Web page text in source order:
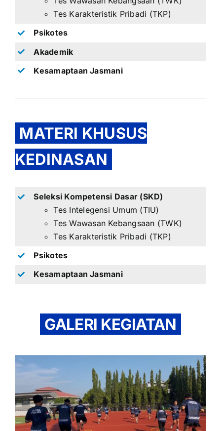
Tes Karakteristik Pribadi (TKP)
Psikotes
Akademik
Kesamaptaan Jasmani
MATERI KHUSUS
KEDINASAN
Seleksi Kompetensi Dasar (SKD)
Tes Intelegensi Umum (TIU)
Tes Wawasan Kebangsaan (TWK)
Tes Karakteristik Pribadi (TKP)
Psikotes
Kesamaptaan Jasmani
GALERI KEGIATAN